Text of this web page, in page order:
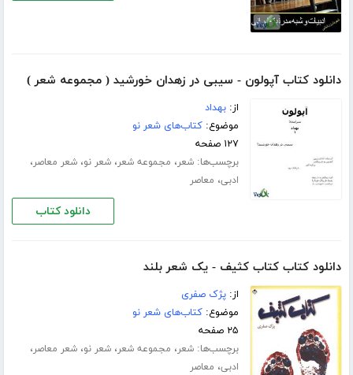
دانلود کتاب آپولون - سیبی در زهدان خورشید ( مجموعه شعر )
از:بهداد
موضوع:کتاب‌های شعر نو
۱۲۷ صفحه
برچسب‌ها:شعر، مجموعه شعر،شعر نو،شعر معاصر،
ادبی، معاصر
دانلود کتاب
دانلود کتاب کتاب کثیف - یک شعر بلند
از:پژک صفری
موضوع:کتاب‌های شعر نو
۲۵ صفحه
برچسب‌ها:شعر، مجموعه شعر،شعر نو،شعر معاصر،
ادبی، معاصر